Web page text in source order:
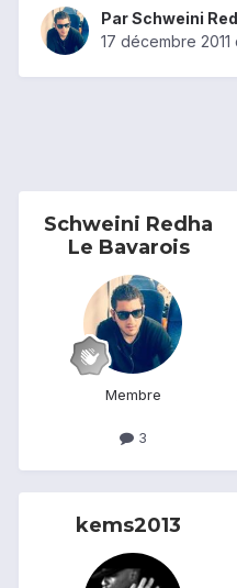
ParSchweini
17 décembre 2011
Schweini Redha
Le Bavarois
Membre
3
kems2013